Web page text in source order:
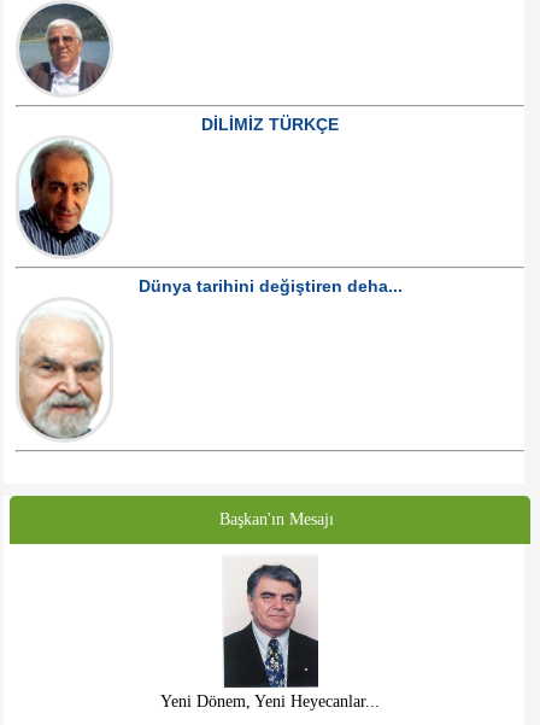
Başkan'ın Mesajı
Yeni Dönem, Yeni Heyecanlar...
DİLİMİZ TÜRKÇE
Dünya tarihini değiştiren deha...